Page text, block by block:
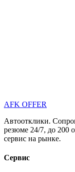
AFK OFFER
Автоотклики.
резюме 24/7, до 200
сервис на рынке.
Сервис